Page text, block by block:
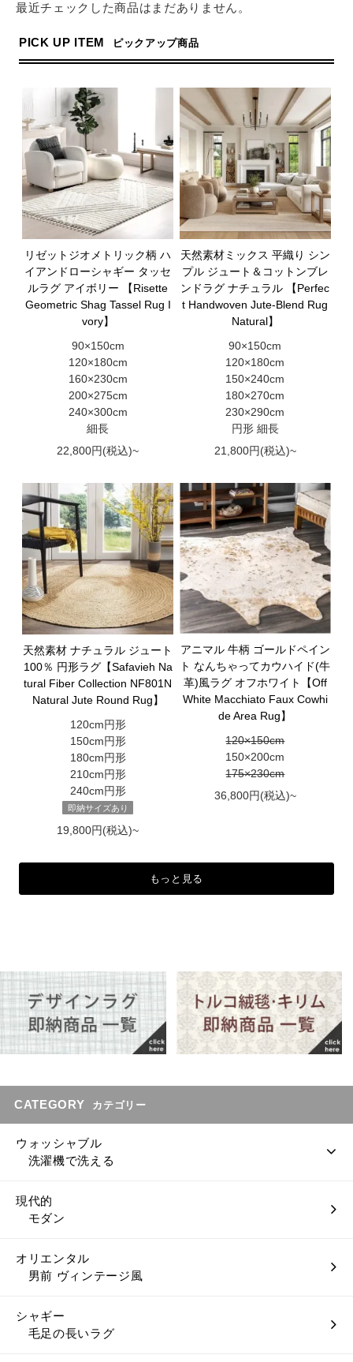
最近チェックした商品はまだありません。
PICK UP ITEM ピックアップ商品
リゼットジオメトリック柄 ハ
イアンドローシャギー タッセ
ルラグ アイボリー 【Risette
Geometric Shag Tassel Rug I
vory】
90×150cm
120×180cm
160×230cm
200×275cm
240×300cm
細長
22,800円(税込)~
天然素材ミックス 平織り シン
プル ジュート＆コットンブレ
ンドラグ ナチュラル 【Perfec
t Handwoven Jute-Blend Rug
Natural】
90×150cm
120×180cm
150×240cm
180×270cm
230×290cm
円形 細長
21,800円(税込)~
天然素材 ナチュラル ジュート
100％ 円形ラグ【Safavieh Na
tural Fiber Collection NF801N
Natural Jute Round Rug】
120cm円形
150cm円形
180cm円形
210cm円形
240cm円形
即納サイズあり
19,800円(税込)~
アニマル 牛柄 ゴールドペイン
ト なんちゃってカウハイド(牛
革)風ラグ オフホワイト【Off
White Macchiato Faux Cowhi
de Area Rug】
120×150cm
150×200cm
175×230cm
36,800円(税込)~
もっと見る
CATEGORY カテゴリー
ウォッシャブル
洗濯機で洗える
現代的
モダン
オリエンタル
男前 ヴィンテージ風
シャギー
毛足の長いラグ